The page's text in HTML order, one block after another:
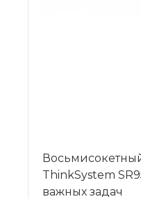
ThinkSystem
важных задач